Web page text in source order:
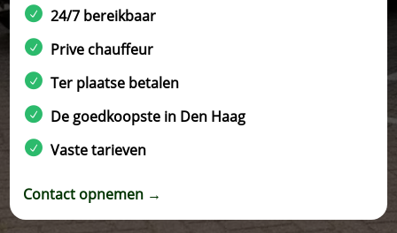
24/7 bereikbaar
Prive chauffeur
Ter plaatse betalen
De goedkoopste in Den Haag
Vaste tarieven
Contact opnemen →